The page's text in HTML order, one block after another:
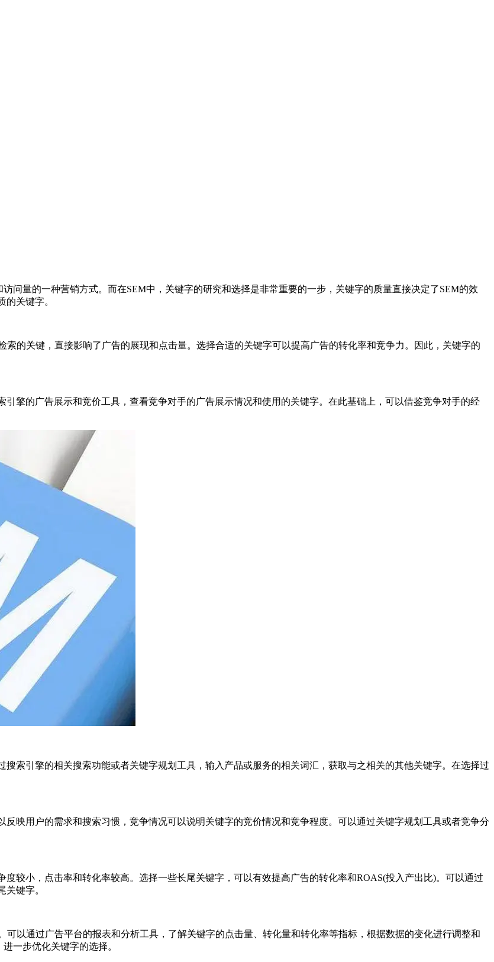
问量的一种营销方式。而在SEM中，关键字的研究和选择是非常重要的一步，关键字的质量直接决定了SEM的效
关键字。
的关键，直接影响了广告的展现和点击量。选择合适的关键字可以提高广告的转化率和竞争力。因此，关键字的
擎的广告展示和竞价工具，查看竞争对手的广告展示情况和使用的关键字。在此基础上，可以借鉴竞争对手的经
索引擎的相关搜索功能或者关键字规划工具，输入产品或服务的相关词汇，获取与之相关的其他关键字。在选择过
映用户的需求和搜索习惯，竞争情况可以说明关键字的竞价情况和竞争程度。可以通过关键字规划工具或者竞争分
较小，点击率和转化率较高。选择一些长尾关键字，可以有效提高广告的转化率和ROAS(投入产出比)。可以通过
键字。
以通过广告平台的报表和分析工具，了解关键字的点击量、转化量和转化率等指标，根据数据的变化进行调整和
一步优化关键字的选择。